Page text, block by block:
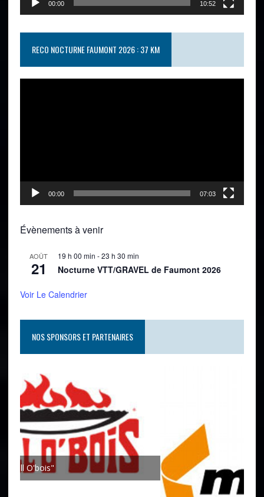
00:00 10:52
RECO NOCTURNE FAUMONT 2026 : 37 KM
00:00 07:03
Évènements à venir
AOÛT
21
19 h 00 min -23 h 30 min
Nocturne VTT/GRAVEL de Faumont 2026
Voir Le Calendrier
NOS SPONSORS ET PARTENAIRES